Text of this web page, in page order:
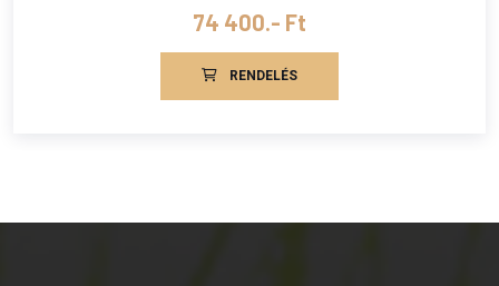
74 400.- Ft
RENDELÉS